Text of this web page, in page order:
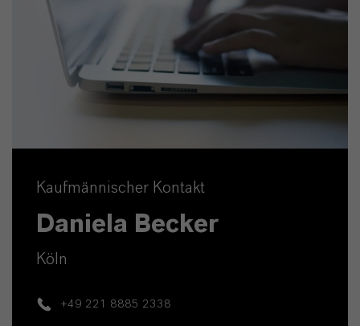
Kaufmännischer Kontakt
Daniela Becker
Köln
+49 221 8885 2338